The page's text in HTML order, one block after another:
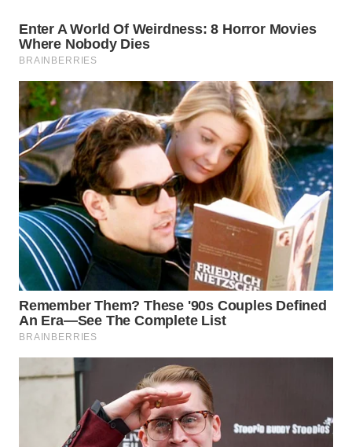
WAHANA
TANI
WAHANA
ADVOKAT
WAHANA
INFRASTRUKTUR
WAHANA
KONSUMEN
WAHANA
LISTRIK
WAHANA
TRAVEL
WAHANA
WAHANANEWS